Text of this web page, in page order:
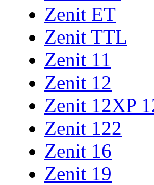
Zenit ET
Zenit TTL
Zenit 11
Zenit 12
Zenit 12XP
Zenit 122
Zenit 16
Zenit 19